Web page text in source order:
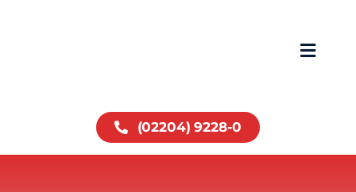
Toggle
Home
Fahrzeuge
(02204) 9228-0